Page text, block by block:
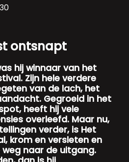
ontsnapt
hij winnaar van het
Zijn hele verdere
van de lach, het
Gegroeid in het
heeft hij vele
overleefd. Maar nu,
verder, is Het
krom en versleten en
weg naar de uitgang.